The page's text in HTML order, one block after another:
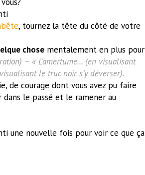
, tournez la tête du côté de votre
chose mentalement en plus pour
– « L’amertume… (en visualisant
le truc noir s’y déverser).
de courage dont vous avez pu faire
le passé et le ramener au
une nouvelle fois pour voir ce que ça